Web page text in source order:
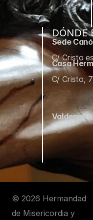
DÓNDE
Sede
C/ Cristo
Casa
C/ Cristo,
© 2026 Hermandad
de Misericordia y